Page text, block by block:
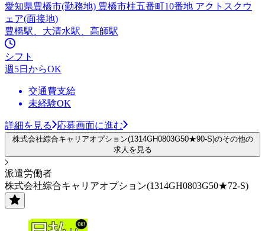
愛知県豊橋市(勤務地) 豊橋市柱五番町10番地 アクトスクウ
ェア(面接地)
豊橋駅、大清水駅、高師駅
シフト
週5日からOK
交通費支給
未経験OK
詳細を見る 応募画面に進む
株式会社綜合キャリアオプション(1314GH0803G50★90-S)のその他の
求人を見る
派遣労働者
株式会社綜合キャリアオプション(1314GH0803G50★72-S)